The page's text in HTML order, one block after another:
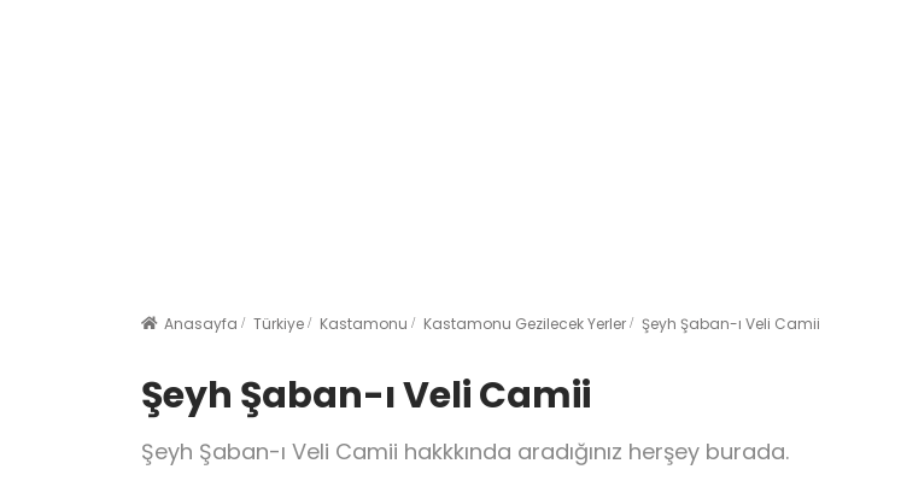
Anasayfa Türkiye Kastamonu Kastamonu Gezilecek Yerler Şeyh Şaban-ı Veli Camii
Şeyh Şaban-ı Veli Camii
Şeyh Şaban-ı Veli Camii hakkkında aradığınız herşey burada.